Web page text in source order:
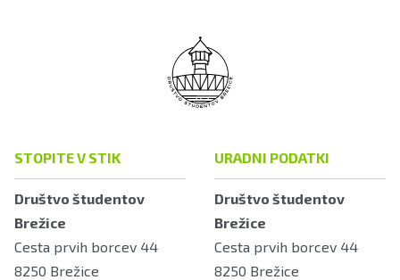
STOPITE V STIK
Društvo študentov
Brežice
Cesta prvih borcev 44
8250 Brežice
URADNI PODATKI
Društvo študentov
Brežice
Cesta prvih borcev 44
8250 Brežice